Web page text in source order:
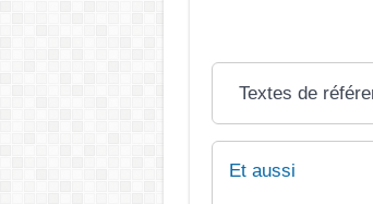
Textes de
Et aussi